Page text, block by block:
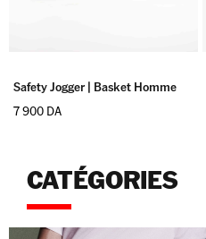
Safety Jogger | Basket Homme
7 900 DA
CATÉGORIES